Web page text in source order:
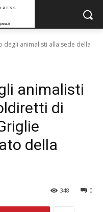
degli animalisti alla sede della
animalisti
di
della
0
348